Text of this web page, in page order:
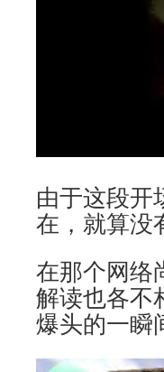
由于这段开
在，就算没
在那个网络
解读也各不
爆头的一瞬